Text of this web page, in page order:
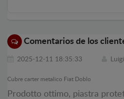
Comentarios de los
2025-12-11 18:35:33 Luigi
Cubre carter metalico Fiat Doblo
Prodotto ottimo, piastra